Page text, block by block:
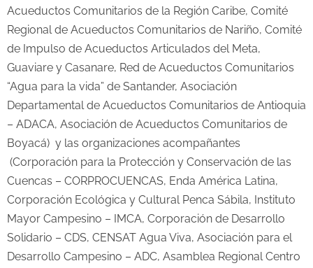
Acueductos Comunitarios de la Región Caribe, Comité
Regional de Acueductos Comunitarios de Nariño, Comité
de Impulso de Acueductos Articulados del Meta,
Guaviare y Casanare, Red de Acueductos Comunitarios
“Agua para la vida” de Santander, Asociación
Departamental de Acueductos Comunitarios de Antioquia
– ADACA, Asociación de Acueductos Comunitarios de
Boyacá) y las organizaciones acompañantes
(Corporación para la Protección y Conservación de las
Cuencas – CORPROCUENCAS, Enda América Latina,
Corporación Ecológica y Cultural Penca Sábila, Instituto
Mayor Campesino – IMCA, Corporación de Desarrollo
Solidario – CDS, CENSAT Agua Viva, Asociación para el
Desarrollo Campesino – ADC, Asamblea Regional Centro